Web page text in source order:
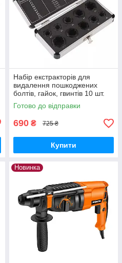
Набір екстракторів для
видалення пошкоджених
болтів, гайок, гвинтів 10 шт.
Готово до відправки
690 ₴ 725 ₴
Купити
Новинка